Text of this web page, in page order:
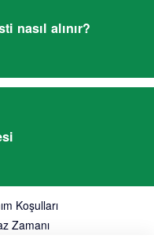
nasıl alınır?
Koşulları
Zamanı